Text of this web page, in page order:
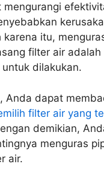
mengurangi
karena itu,
filter air adalah
dilakukan.
Anda dapat
filter air yang
demikian,
menguras
air.